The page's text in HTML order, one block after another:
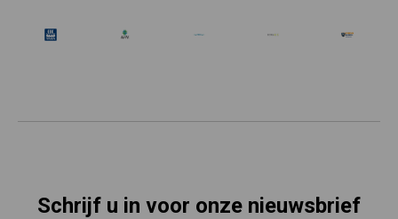
Schrijf u in voor onze nieuwsbrief